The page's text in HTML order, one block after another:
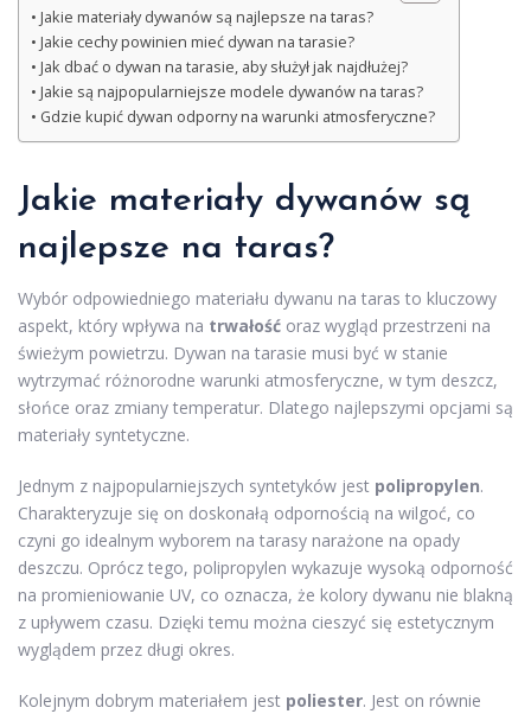
Jakie materiały dywanów są najlepsze na taras?
Jakie cechy powinien mieć dywan na tarasie?
Jak dbać o dywan na tarasie, aby służył jak najdłużej?
Jakie są najpopularniejsze modele dywanów na taras?
Gdzie kupić dywan odporny na warunki atmosferyczne?
Jakie materiały dywanów są
najlepsze na taras?
Wybór odpowiedniego materiału dywanu na taras to kluczowy
aspekt, który wpływa na trwałość oraz wygląd przestrzeni na
świeżym powietrzu. Dywan na tarasie musi być w stanie
wytrzymać różnorodne warunki atmosferyczne, w tym deszcz,
słońce oraz zmiany temperatur. Dlatego najlepszymi opcjami są
materiały syntetyczne.
Jednym z najpopularniejszych syntetyków jest polipropylen.
Charakteryzuje się on doskonałą odpornością na wilgoć, co
czyni go idealnym wyborem na tarasy narażone na opady
deszczu. Oprócz tego, polipropylen wykazuje wysoką odporność
na promieniowanie UV, co oznacza, że kolory dywanu nie blakną
z upływem czasu. Dzięki temu można cieszyć się estetycznym
wyglądem przez długi okres.
Kolejnym dobrym materiałem jest poliester. Jest on równie